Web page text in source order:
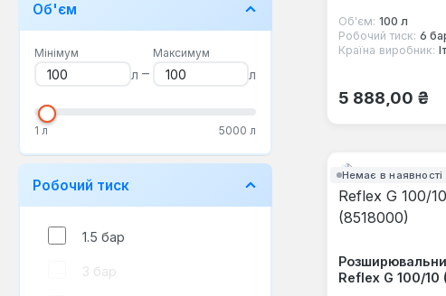
Об'єм
Мінімум
л –
Максимум
л
1 л 5000 л
Робочий тиск
1.5 бар
3 бар
Об'єм: 100 л
Робочий тиск: 6
Країна виробник:
Звичайна ціна:
5 888,00 ₴
Немає в наявності
Reflex G 100/10